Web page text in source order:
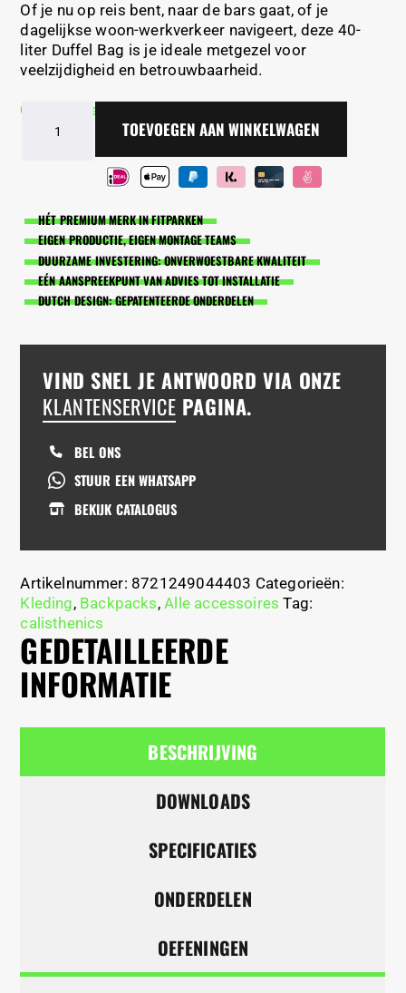
Of je nu op reis bent, naar de bars gaat, of je
dagelijkse woon-werkverkeer navigeert, deze 40-
liter Duffel Bag is je ideale metgezel voor
veelzijdigheid en betrouwbaarheid.
Op voorraad - Levering in 2-5 dagen
BarManiaPro®
Duffel
TOEVOEGEN AAN WINKELWAGEN
HÉT PREMIUM MERK IN FITPARKEN
EIGEN PRODUCTIE, EIGEN MONTAGE TEAMS
DUURZAME INVESTERING: ONVERWOESTBARE KWALITEIT
EÉN AANSPREEKPUNT VAN ADVIES TOT INSTALLATIE
DUTCH DESIGN: GEPATENTEERDE ONDERDELEN
VIND SNEL JE ANTWOORD VIA ONZE
KLANTENSERVICE PAGINA.
BEL ONS
STUUR EEN WHATSAPP
BEKIJK CATALOGUS
Artikelnummer: 8721249044403 Categorieën:
Kleding, Backpacks,Alle accessoires Tag:
calisthenics
GEDETAILLEERDE
INFORMATIE
BESCHRIJVING
DOWNLOADS
SPECIFICATIES
ONDERDELEN
OEFENINGEN